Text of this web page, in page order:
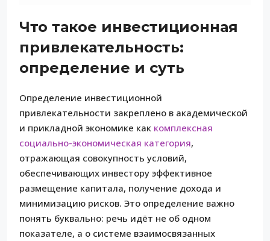
Что такое инвестиционная
привлекательность:
определение и суть
Определение инвестиционной
привлекательности закреплено в академической
и прикладной экономике как комплексная
социально-экономическая категория,
отражающая совокупность условий,
обеспечивающих инвестору эффективное
размещение капитала, получение дохода и
минимизацию рисков. Это определение важно
понять буквально: речь идёт не об одном
показателе, а о системе взаимосвязанных